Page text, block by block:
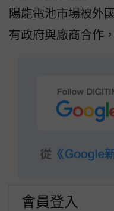
陽能電池市場被外
有政府與廠商合作
會員登入